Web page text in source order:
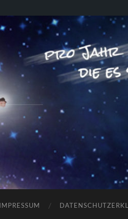
die es schaffen können ...
IMPRESSUM